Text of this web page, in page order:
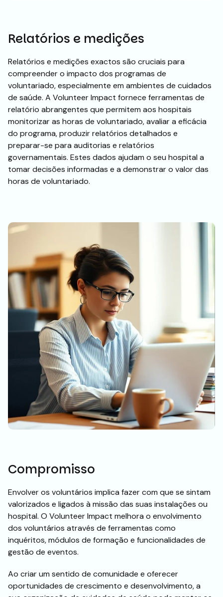
Relatórios e medições
Relatórios e medições exactos são cruciais para
compreender o impacto dos programas de
voluntariado, especialmente em ambientes de cuidados
de saúde. A Volunteer Impact fornece ferramentas de
relatório abrangentes que permitem aos hospitais
monitorizar as horas de voluntariado, avaliar a eficácia
do programa, produzir relatórios detalhados e
preparar-se para auditorias e relatórios
governamentais. Estes dados ajudam o seu hospital a
tomar decisões informadas e a demonstrar o valor das
horas de voluntariado.
Compromisso
Envolver os voluntários implica fazer com que se sintam
valorizados e ligados à missão das suas instalações ou
hospital. O Volunteer Impact melhora o envolvimento
dos voluntários através de ferramentas como
inquéritos, módulos de formação e funcionalidades de
gestão de eventos.
Ao criar um sentido de comunidade e oferecer
oportunidades de crescimento e desenvolvimento, a